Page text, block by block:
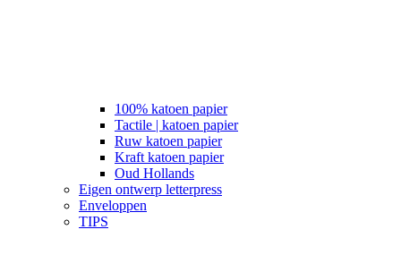
100% katoen papier
Tactile | katoen papier
Ruw katoen papier
Kraft katoen papier
Oud Hollands
Eigen ontwerp letterpress
Enveloppen
TIPS